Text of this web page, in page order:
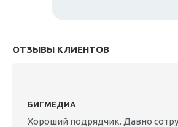
ОТЗЫВЫ КЛИЕНТОВ
БИГМЕДИА
Хороший подрядчик. Давно